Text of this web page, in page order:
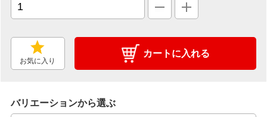
お気に入り
カートに入れる
バリエーションから選ぶ